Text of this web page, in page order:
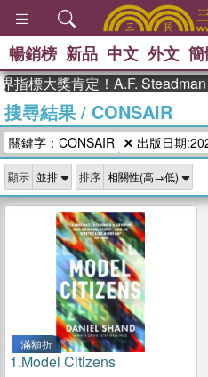
、
繡 、
李登
、
群喵
暢銷榜 新品 中文 外文
指標大獎肯定！A.F.
搜尋結果/ CONSAIR
關鍵字：CONSAIR
出版日期
顯示 排序
滿額折
1.Model Citizens